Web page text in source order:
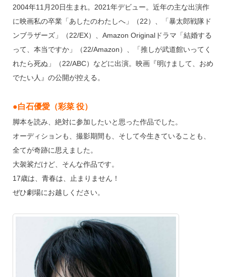
2004年11月20日生まれ。2021年デビュー。近年の主な出演作
に映画私の卒業「あしたのわたしへ」（22）、「暴太郎戦隊ド
ンブラザーズ」（22/EX）、Amazon Originalドラマ「結婚する
って、本当ですか」（22/Amazon）、「推しが武道館いってく
れたら死ぬ」（22/ABC）などに出演。映画『明けまして、おめ
でたい人』の公開が控える。
●白石優愛（彩菜 役）
脚本を読み、絶対に参加したいと思った作品でした。
オーディションも、撮影期間も、そして今生きていることも、
全てが奇跡に思えました。
大袈裟だけど、そんな作品です。
17歳は、青春は、止まりません！
ぜひ劇場にお越しください。